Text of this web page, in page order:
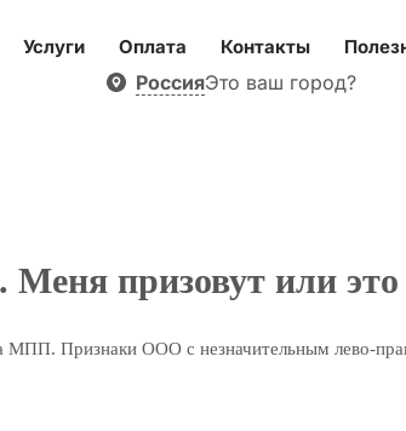
Услуги Оплата Контакты
РоссияЭто ваш город?
призовут или это
МПП. Признаки ООО с незначительным лево-